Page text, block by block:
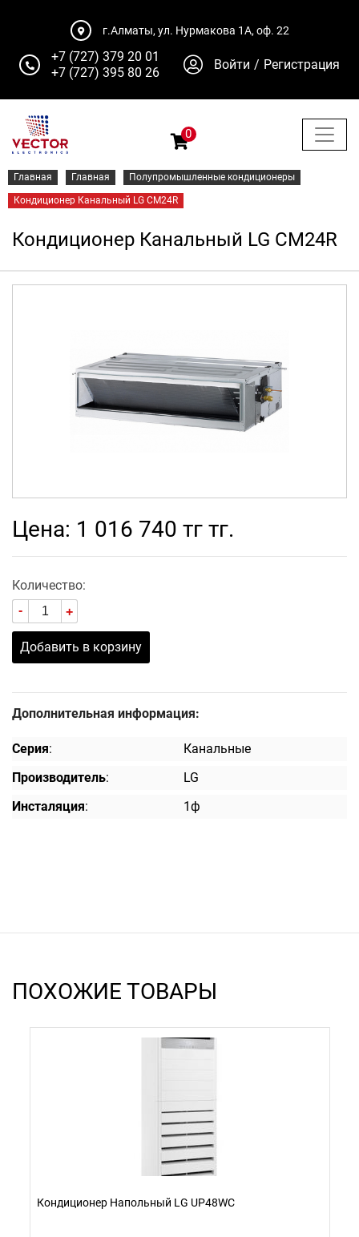
г.Алматы, ул. Нурмакова 1А, оф. 22
+7 (727) 379 20 01
+7 (727) 395 80 26
Войти / Регистрация
0
Главная Главная Полупромышленные кондиционеры
Кондиционер Канальный LG CM24R
Кондиционер Канальный LG CM24R
Цена: 1 016 740 тг тг.
Количество:
+
-
Добавить в корзину
Дополнительная информация:
Серия:
Канальные
Производитель:
LG
Инсталяция: 1ф
ПОХОЖИЕ ТОВАРЫ
Кондиционер Напольный LG UP48WC